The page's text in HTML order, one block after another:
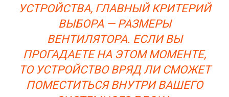
УСТРОЙСТВА, ГЛАВНЫЙ КРИТЕРИЙ
ВЫБОРА — РАЗМЕРЫ
ВЕНТИЛЯТОРА. ЕСЛИ ВЫ
ПРОГАДАЕТЕ НА ЭТОМ МОМЕНТЕ,
ТО УСТРОЙСТВО ВРЯД ЛИ СМОЖЕТ
ПОМЕСТИТЬСЯ ВНУТРИ ВАШЕГО